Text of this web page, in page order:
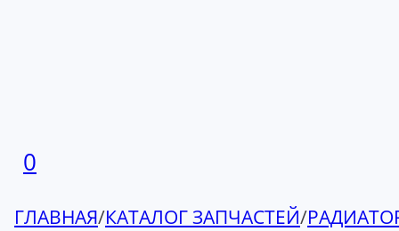
0
ГЛАВНАЯ/КАТАЛОГ ЗАПЧАСТЕЙ/